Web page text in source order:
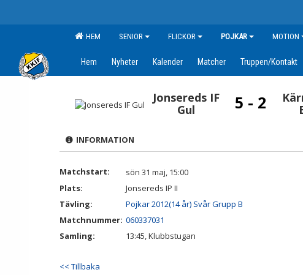
HEM SENIOR FLICKOR POJKAR MOTION
Hem Nyheter Kalender Matcher Truppen/Kontakt
Jonsereds IF
Gul
5 - 2
INFORMATION
Matchstart:
sön 31 maj, 15:00
Plats:
Jonsereds IP II
Tävling:
Pojkar 2012(14 år) Svår Grupp B
Matchnummer: 060337031
Samling:
13:45, Klubbstugan
<< Tillbaka